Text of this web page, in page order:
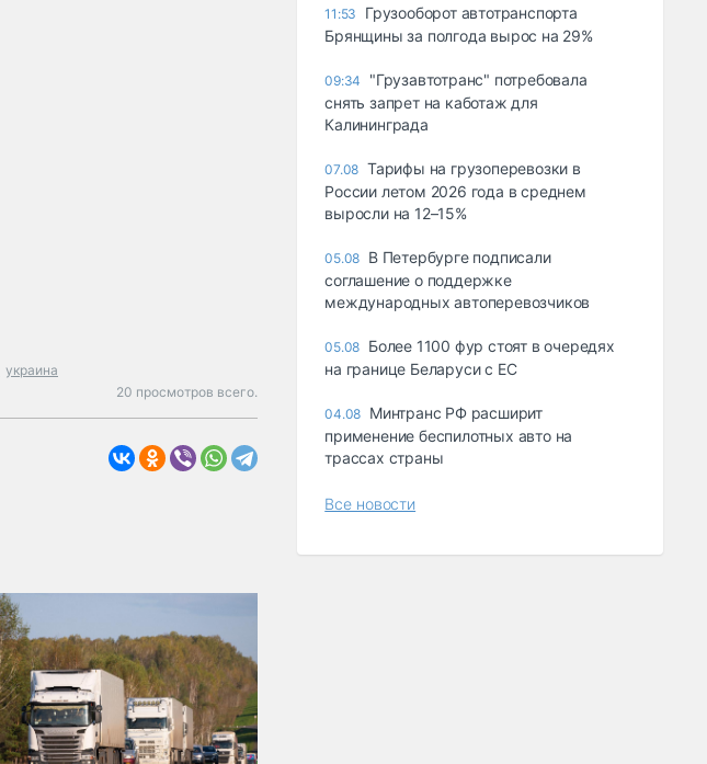
украина
20 просмотров всего.
11:53
Грузооборот автотранспорта
Брянщины за полгода вырос на 29%
09:34
"Грузавтотранс" потребовала
снять запрет на каботаж для
Калининграда
07.08 Тарифы на грузоперевозки в
России летом 2026 года в среднем
выросли на 12–15%
05.08 В Петербурге подписали
соглашение о поддержке
международных автоперевозчиков
05.08 Более 1100 фур стоят в очередях
на границе Беларуси с ЕС
04.08 Минтранс РФ расширит
применение беспилотных авто на
трассах страны
Все новости